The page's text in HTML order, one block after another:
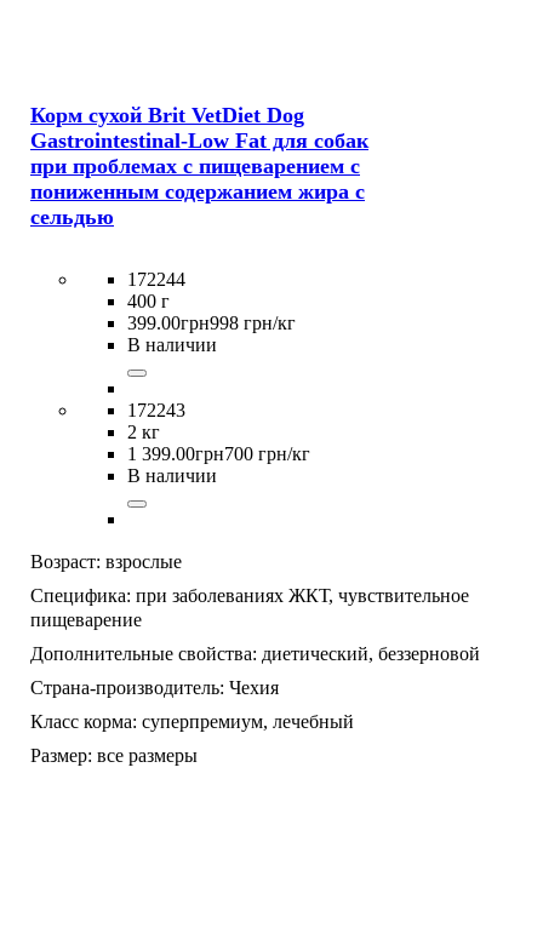
Корм сухой Brit VetDiet Dog
Gastrointestinal-Low Fat для собак
при проблемах с пищеварением с
пониженным содержанием жира с
сельдью
172244
400 г
399.00грн998 грн/кг
В наличии
172243
2 кг
1 399.00грн700 грн/кг
В наличии
Возраст: взрослые
Специфика: при заболеваниях ЖКТ, чувствительное
пищеварение
Дополнительные свойства: диетический, беззерновой
Страна-производитель: Чехия
Класс корма: суперпремиум, лечебный
Размер: все размеры